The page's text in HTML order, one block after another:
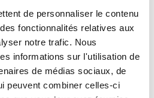
de personnaliser le contenu
fonctionnalités relatives aux
notre trafic. Nous
informations sur l'utilisation de
de médias sociaux, de
peuvent combiner celles-ci
PRAYERLINE